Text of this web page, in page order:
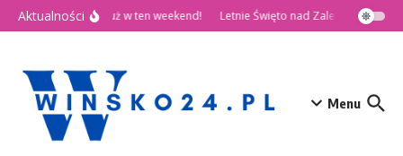
Przejdź do treści
Aktualności
🎉 Dni Wińska 2026 już w ten weekend! Letnie Święto nad Zalewem Słup
Menu